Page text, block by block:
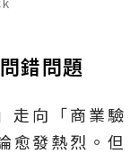
錯問題
走向「商業驗
愈發熱烈。但